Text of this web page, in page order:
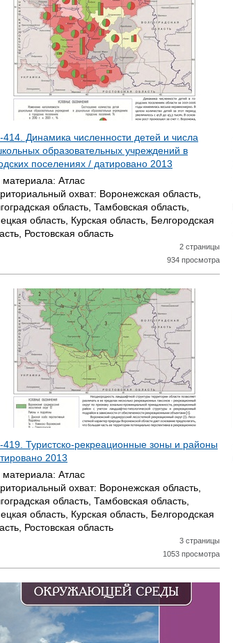
414. Динамика численности детей и числа
образовательных учреждений в
поселениях / датировано 2013
материала: Атлас
охват: Воронежская область,
область, Тамбовская область,
область, Курская область, Белгородская
Ростовская область
2 страницы
934 просмотра
419. Туристско-рекреационные зоны и районы
2013
материала: Атлас
охват: Воронежская область,
область, Тамбовская область,
область, Курская область, Белгородская
Ростовская область
3 страницы
1053 просмотра